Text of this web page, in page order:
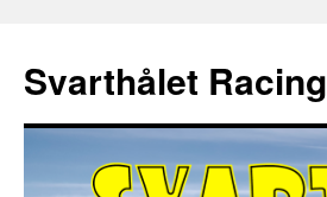
innehåll
Svarthålet Racing